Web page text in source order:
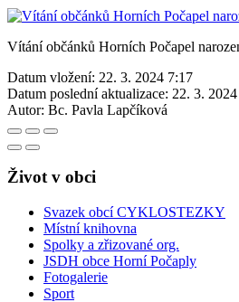
Vítání občánků Horních Počapel
Datum vložení: 22. 3. 2024 7:17
Datum poslední aktualizace: 22. 3.
Autor: Bc. Pavla Lapčíková
Život v obci
Svazek obcí CYKLOSTEZKY
Místní knihovna
Spolky a zřizované org.
JSDH obce Horní Počaply
Fotogalerie
Sport